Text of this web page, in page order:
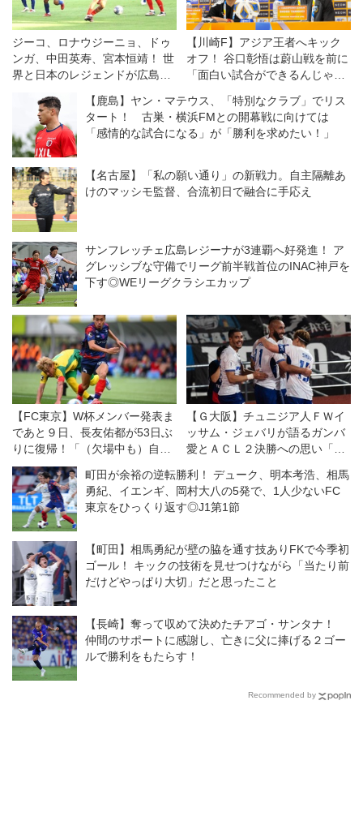
ジーコ、ロナウジーニョ、ドゥ
ンガ、中田英寿、宮本恒靖！ 世
界と日本のレジェンドが広島で
【川崎F】アジア王者へキック
オフ！ 谷口彰悟は蔚山戦を前に
「面白い試合ができるんじゃな
【鹿島】ヤン・マテウス、「特別なクラブ」でリス
タート！ 古巣・横浜FMとの開幕戦に向けては
「感情的な試合になる」が「勝利を求めたい！」
【名古屋】「私の願い通り」の新戦力。自主隔離あ
けのマッシモ監督、合流初日で融合に手応え
サンフレッチェ広島レジーナが3連覇へ好発進！ ア
グレッシブな守備でリーグ前半戦首位のINAC神戸を
下す◎WEリーグクラシエカップ
【FC東京】W杯メンバー発表ま
であと９日、長友佑都が53日ぶ
りに復帰！「（欠場中も）自分
なら（コンディションを）持っ
ていけるという自信が揺らぐこ
と無かった」
【Ｇ大阪】チュニジア人ＦＷイ
ッサム・ジェバリが語るガンバ
愛とＡＣＬ２決勝への思い「タ
みたい！」
町田が余裕の逆転勝利！ デューク、明本考浩、相馬
勇紀、イエンギ、岡村大八の5発で、1人少ないFC
東京をひっくり返す◎J1第1節
【町田】相馬勇紀が壁の脇を通す技ありFKで今季初
ゴール！ キックの技術を見せつけながら「当たり前
だけどやっぱり大切」だと思ったこと
【長崎】奪って収めて決めたチアゴ・サンタナ！
仲間のサポートに感謝し、亡きに父に捧げる２ゴー
ルで勝利をもたらす！
Recommended by